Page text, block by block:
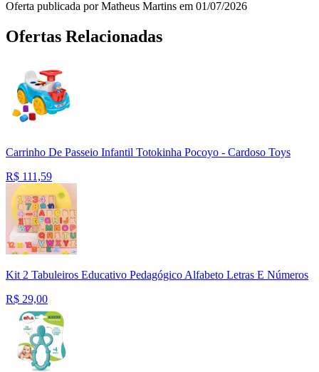
Oferta publicada por Matheus Martins em 01/07/2026
Ofertas Relacionadas
Carrinho De Passeio Infantil Totokinha Pocoyo - Cardoso Toys
R$ 111,59
Kit 2 Tabuleiros Educativo Pedagógico Alfabeto Letras E Números
R$ 29,00